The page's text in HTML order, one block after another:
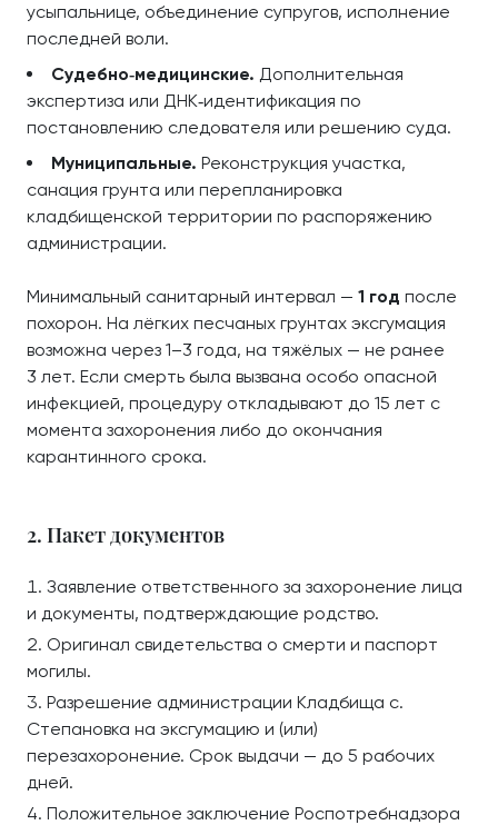
усыпальнице, объединение супругов, исполнение
последней воли.
Судебно‑медицинские. Дополнительная
экспертиза или ДНК‑идентификация по
постановлению следователя или решению суда.
Муниципальные. Реконструкция участка,
санация грунта или перепланировка
кладбищенской территории по распоряжению
администрации.
Минимальный санитарный интервал — 1 год после
похорон. На лёгких песчаных грунтах эксгумация
возможна через 1–3 года, на тяжёлых — не ранее
3 лет. Если смерть была вызвана особо опасной
инфекцией, процедуру откладывают до 15 лет с
момента захоронения либо до окончания
карантинного срока.
2. Пакет документов
Заявление ответственного за захоронение лица
и документы, подтверждающие родство.
Оригинал свидетельства о смерти и паспорт
могилы.
Разрешение администрации Кладбища с.
Степановка на эксгумацию и (или)
перезахоронение. Срок выдачи — до 5 рабочих
дней.
Положительное заключение Роспотребнадзора